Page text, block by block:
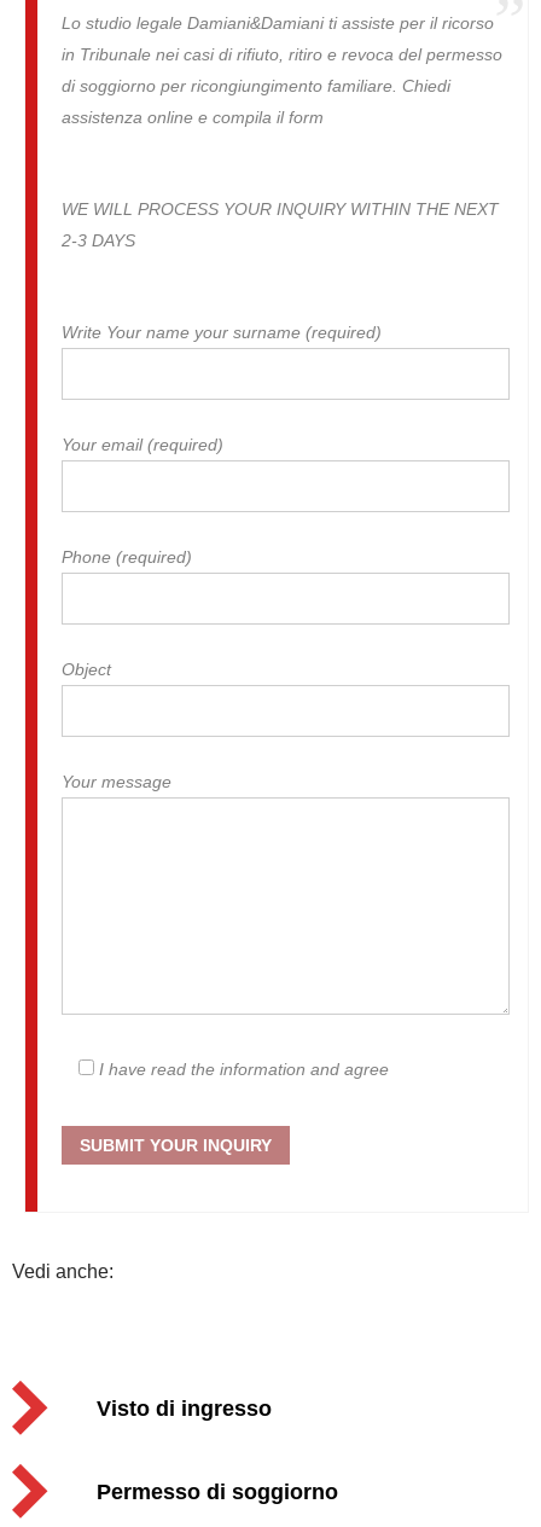
Lo studio legale Damiani&Damiani ti assiste per il ricorso
in Tribunale nei casi di rifiuto, ritiro e revoca del permesso
di soggiorno per ricongiungimento familiare. Chiedi
assistenza online e compila il form
WE WILL PROCESS YOUR INQUIRY WITHIN THE NEXT
2-3 DAYS
Write Your name your surname (required)
Your email (required)
Phone (required)
Object
Your message
I have read the information and agree
Vedi anche:
Visto di ingresso
Permesso di soggiorno